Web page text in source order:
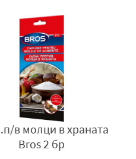
за хора и животни, на
изключването му трябва
открит огън, искри и
обилно с вода.
с вода и сапун.
му заедно с
в молци в храната
Bros 2 бр